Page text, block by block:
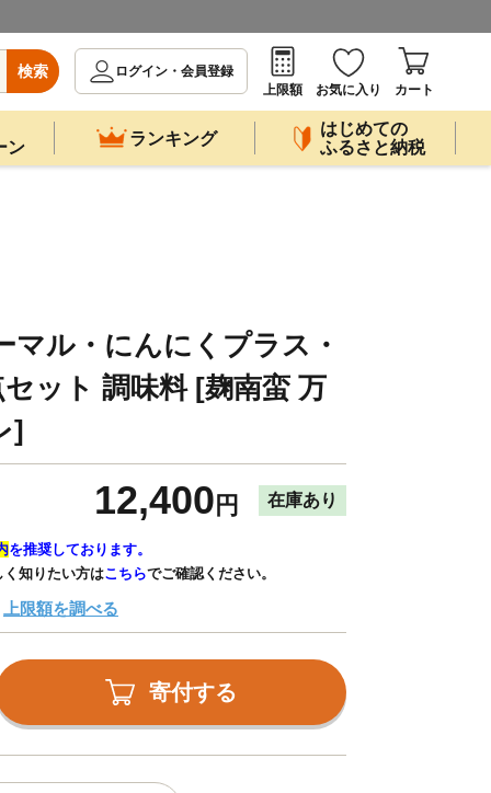
検索
ログイン・会員登録
上限額
お気に入り カート
ン
ランキング
はじめての
ふるさと納税
マル・にんにくプラス・
ット 調味料 [麹南蛮 万
]
12,400 円 在庫あり
を推奨しております。
く知りたい方はこちらでご確認ください。
上限額を調べる
寄付する